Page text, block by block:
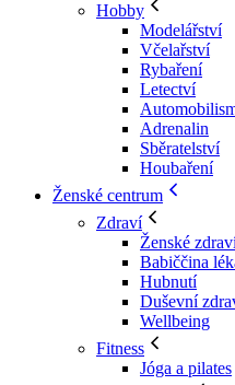
Hobby
Modelářství
Včelařství
Rybaření
Letectví
Adrenalin
Sběratelství
Houbaření
Ženské centrum
Zdraví
Ženské
Babiččina
Hubnutí
Duševní
Wellbeing
Fitness
Jóga a pilates